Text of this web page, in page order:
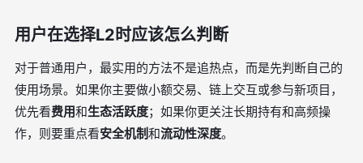
用户在选择L2时应该怎么判断
对于普通用户，最实用的方法不是追热点，而是先判断自己的
使用场景。如果你主要做小额交易、链上交互或参与新项目，
优先看费用和生态活跃度；如果你更关注长期持有和高频操
作，则要重点看安全机制和流动性深度。